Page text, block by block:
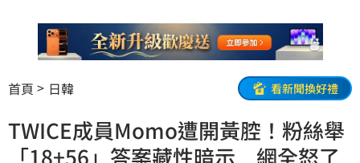
首頁 日韓 看新聞換好禮
TWICE成員Momo遭開黃腔！粉絲舉
「18+56」答案藏性暗示 網全怒了